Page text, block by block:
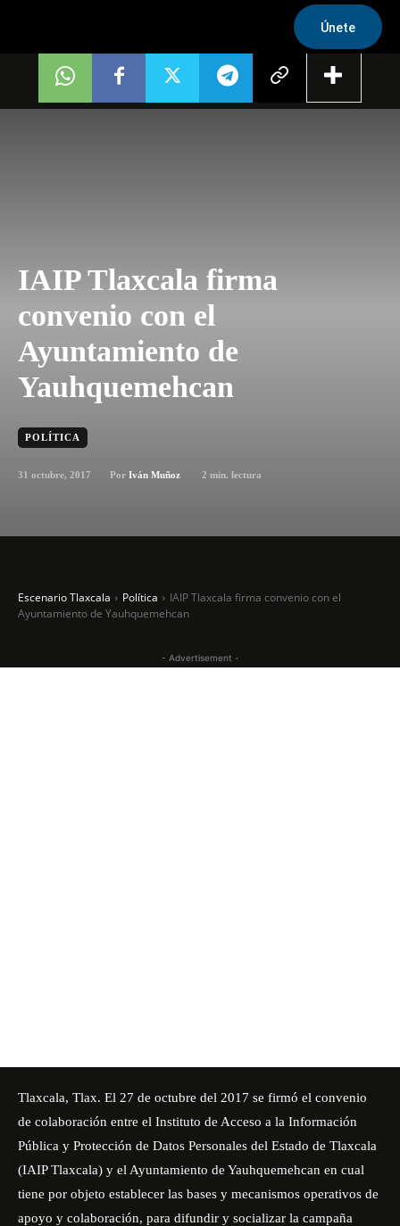
Únete
IAIP Tlaxcala firma
convenio con el
Ayuntamiento de
Yauhquemehcan
POLÍTICA
31 octubre, 2017 Por Iván Muñoz 2 min. lectura
Escenario Tlaxcala Política
IAIP Tlaxcala firma convenio con el
Ayuntamiento de Yauhquemehcan
- Advertisement -
Tlaxcala, Tlax. El 27 de octubre del 2017 se firmó el convenio
de colaboración entre el Instituto de Acceso a la Información
Pública y Protección de Datos Personales del Estado de Tlaxcala
(IAIP Tlaxcala) y el Ayuntamiento de Yauhquemehcan en cual
tiene por objeto establecer las bases y mecanismos operativos de
apoyo y colaboración, para difundir y socializar la campaña